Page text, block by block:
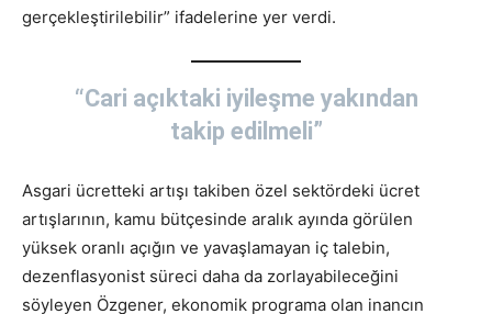
gerçekleştirilebilir” ifadelerine yer verdi.
“Cari açıktaki iyileşme yakından
takip edilmeli”
Asgari ücretteki artışı takiben özel sektördeki ücret
artışlarının, kamu bütçesinde aralık ayında görülen
yüksek oranlı açığın ve yavaşlamayan iç talebin,
dezenflasyonist süreci daha da zorlayabileceğini
söyleyen Özgener, ekonomik programa olan inancın